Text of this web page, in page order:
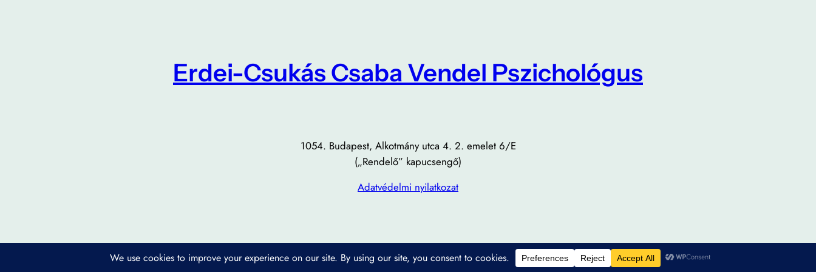
Erdei-Csukás Csaba Vendel Pszichológus
1054. Budapest, Alkotmány utca 4. 2. emelet 6/E
​(„Rendelő” kapucsengő)
Adatvédelmi nyilatkozat